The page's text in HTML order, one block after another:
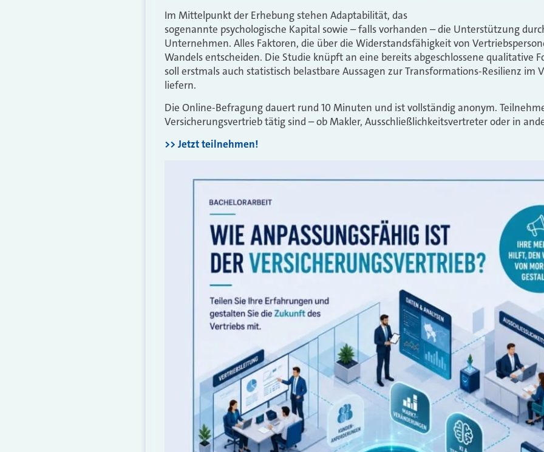
Im Mittelpunkt der Erhebung stehen Adaptabilität, das
sogenannte psychologische Kapital sowie – falls vorhanden – die Unterstützung
Unternehmen. Alles Faktoren, die über die Widerstandsfähigkeit von
Wandels entscheiden. Die Studie knüpft an eine bereits abgeschlossene qualitative
soll erstmals auch statistisch belastbare Aussagen zur Transformations-Resilienz im
liefern.
Die Online-Befragung dauert rund 10 Minuten und ist vollständig anonym.
Versicherungsvertrieb tätig sind – ob Makler, Ausschließlichkeitsvertreter oder in
>> Jetzt teilnehmen!